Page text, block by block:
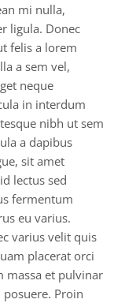
mi nulla,
ligula. Donec
felis a lorem
a sem vel,
neque
in interdum
nibh ut sem
a dapibus
sit amet
lectus sed
fermentum
eu varius.
varius velit quis
placerat orci
massa et pulvinar
Proin